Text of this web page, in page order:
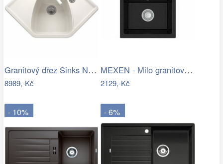
Granitový dřez Sinks NAIKY 980 Milk
8989,-Kč
MEXEN - Milo granitový dřez 1-miska…
2129,-Kč
- 10% - 6%